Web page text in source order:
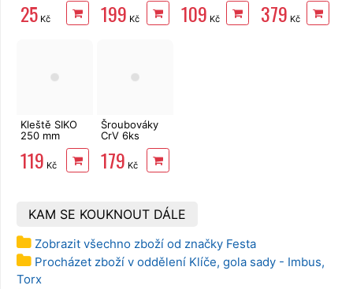
Chrome-
Vanadium
25 Kč
EXTOL
Premium
199 Kč
PREMIUM
109 Kč 379 Kč
Kleště SIKO
250 mm
EXTOL Craft
119 Kč
Šroubováky
CrV 6ks
MasiPro
179 Kč
KAM SE KOUKNOUT DÁLE
Zobrazit všechno zboží od značky Festa
Procházet zboží v oddělení Klíče, gola sady - Imbus,
Torx